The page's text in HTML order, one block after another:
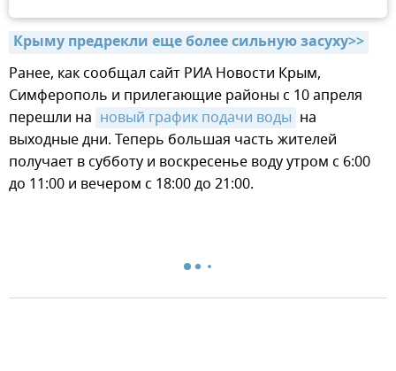
Крыму предрекли еще более сильную засуху>>
Ранее, как сообщал сайт РИА Новости Крым,
Симферополь и прилегающие районы с 10 апреля
перешли на новый график подачи воды на
выходные дни. Теперь большая часть жителей
получает в субботу и воскресенье воду утром с 6:00
до 11:00 и вечером с 18:00 до 21:00.